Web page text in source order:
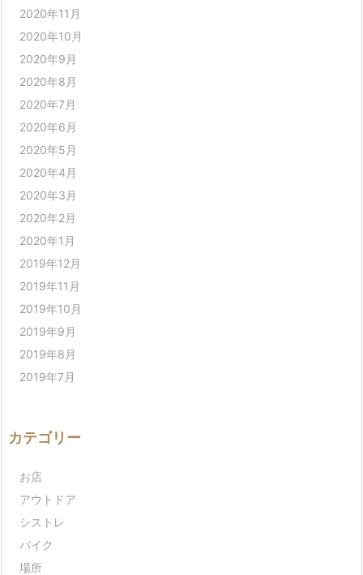
2020年11月
2020年10月
2020年9月
2020年8月
2020年7月
2020年6月
2020年5月
2020年4月
2020年3月
2020年2月
2020年1月
2019年12月
2019年11月
2019年10月
2019年9月
2019年8月
2019年7月
カテゴリー
お店
アウトドア
シストレ
バイク
場所